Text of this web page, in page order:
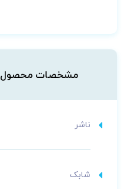
مشخصات محصول
ناشر
شابک